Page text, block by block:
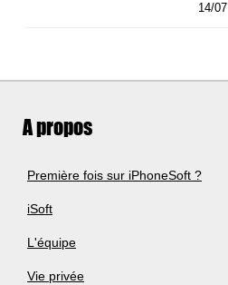
14/07
A propos
Première fois sur iPhoneSoft ?
iSoft
L'équipe
Vie privée